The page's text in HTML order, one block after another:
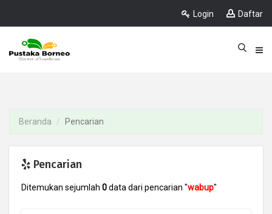
Login Daftar
Beranda Pencarian
Pencarian
Ditemukan sejumlah 0data dari pencarian "wabup"